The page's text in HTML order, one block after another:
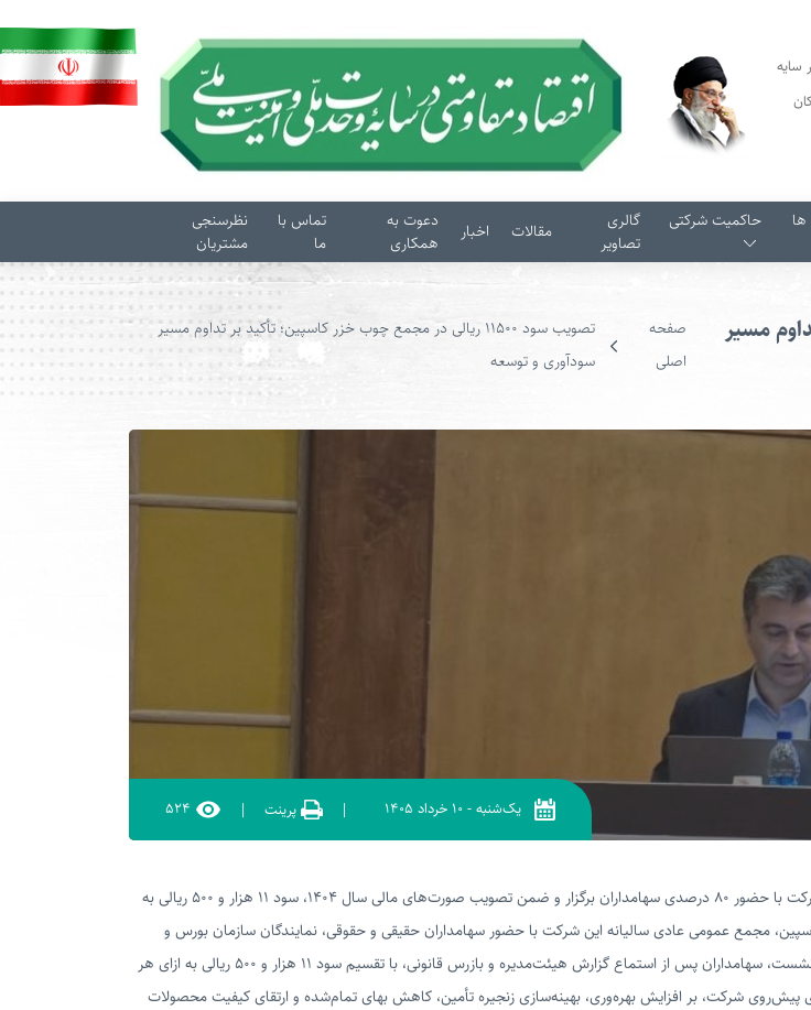
سایه
ها حاکمیت شرکتی
گالری
تصاویر
مقالات اخبار
دعوت به
همکاری
تماس با
ما
نظرسنجی
مشتریان
تداوم مسیر
صفحه
اصلی
تصویب سود ۱۱۵۰۰ ریالی در مجمع چوب خزر کاسپین؛ تأکید بر تداوم مسیر
سودآوری و توسعه
یک‌شنبه- ۱۰ خرداد ۱۴۰۵ | پرینت | ۵۲۴
به گزارش روابط عمومی شرکت صنایع چوب خزر کاسپین؛ مجمع عمومی عادی سالیانه این شرکت با حضور ۸۰ درصدی سهامداران برگزار و ضمن تصویب صورت‌های مالی سال ۱۴۰۴، سود ۱۱ هزار و ۵۰۰ ریالی به
مجمع عمومی عادی سالیانه این شرکت با حضور سهامداران حقیقی و حقوقی، نمایندگان سازمان بورس و
در این نشست، سهامداران پس از استماع گزارش هیئت‌مدیره و بازرس قانونی، با تقسیم سود ۱۱ هزار و ۵۰۰ ریالی به ازای هر
شرکت، بر افزایش بهره‌وری، بهینه‌سازی زنجیره تأمین، کاهش بهای تمام‌شده و ارتقای کیفیت محصولات